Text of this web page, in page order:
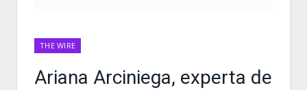
THE WIRE
Ariana Arciniega, experta de